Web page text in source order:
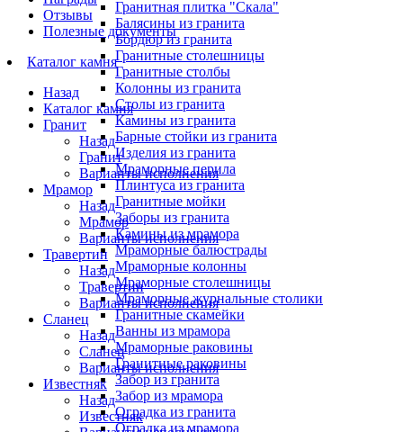
Гранитная плитка "Скала"
Балясины из гранита
Бордюр из гранита
Гранитные столешницы
Гранитные столбы
Колонны из гранита
Столы из гранита
Камины из гранита
Барные стойки из гранита
Изделия из гранита
Мраморные перила
Плинтуса из гранита
Гранитные мойки
Заборы из гранита
Камины из мрамора
Мраморные балюстрады
Мраморные колонны
Мраморные столешницы
Мраморные журнальные столики
Гранитные скамейки
Ванны из мрамора
Мраморные раковины
Гранитные раковины
Забор из гранита
Забор из мрамора
Оградка из гранита
Оградка из мрамора
Отзывы
Полезные документы
Каталог камня
Назад
Каталог камня
Гранит
Назад
Гранит
Варианты исполнения
Мрамор
Назад
Мрамор
Варианты исполнения
Травертин
Назад
Травертин
Варианты исполнения
Сланец
Назад
Сланец
Варианты исполнения
Известняк
Назад
Известняк